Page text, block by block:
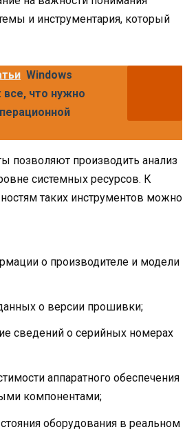
и инструментария, который
Windows
все, что нужно
позволяют производить анализ
системных ресурсов. К
таких инструментов можно
о производителе и модели
о версии прошивки;
сведений о серийных номерах
аппаратного обеспечения
компонентами;
оборудования в реальном